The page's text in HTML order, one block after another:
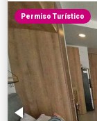
Permiso Turístico